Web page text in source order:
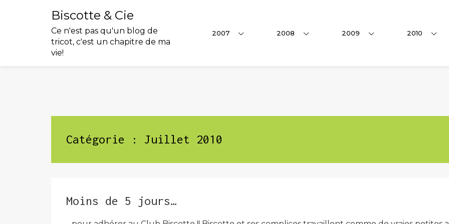
Biscotte & Cie
Ce n'est pas qu'un blog de
tricot, c'est un chapitre de ma
vie!
2007 2008 2009 2010
Catégorie : Juillet 2010
Moins de 5 jours…